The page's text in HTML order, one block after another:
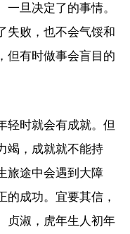
旦决定了的事情。
失败，也不会气馁和
但有时做事会盲目的
轻时就会有成就。但
竭，成就就不能持
旅途中会遇到大障
的成功。宜要其信，
贞淑，虎年生人初年